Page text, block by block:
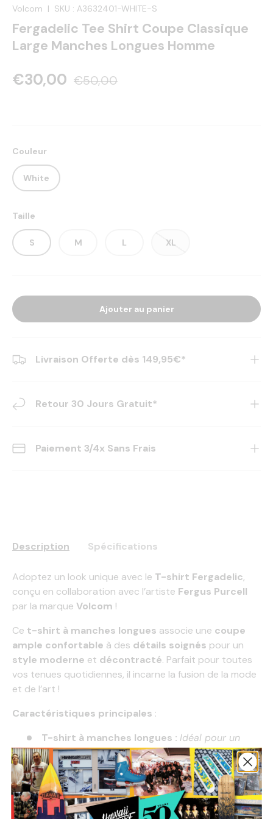
Volcom | SKU : A3632401-WHITE-S
Fergadelic Tee Shirt Coupe Classique
Large Manches Longues Homme
€30,00 €50,00
Couleur
White
Taille
S M L XL
Ajouter au panier
Livraison Offerte dès 149,95€*
Retour 30 Jours Gratuit*
Paiement 3/4x Sans Frais
Description Spécifications
Adoptez un look unique avec le T-shirt Fergadelic,
conçu en collaboration avec l’artiste Fergus Purcell
par la marque Volcom !
Ce t-shirt à manches longues associe une coupe
ample confortable à des détails soignés pour un
style moderne et décontracté. Parfait pour toutes
vos tenues quotidiennes, il incarne la fusion de la mode
et de l’art !
Caractéristiques principales :
T-shirt à manches longues : Idéal pour un
style polyvalent et adapté à toutes les saisons
Coupe large basique :Confortable et facile à
porter, pour une allure décontractée
Col rond :Classique et intemporel, avec une